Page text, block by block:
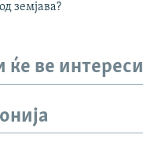
земјава?
ве